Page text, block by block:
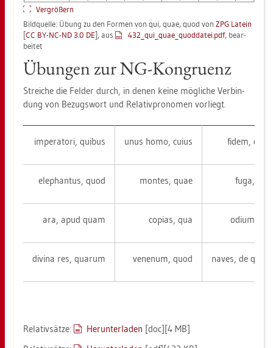
Ver­grö­ßern
Bild­quel­le: Übung zu den For­men von qui, quae, quod von ZPG La­tein
[CC BY-NC-ND 3.0 DE], aus 432_qui_qua­e_quod­da­tei.pdf, be­ar­
bei­tet
Übun­gen zur NG-Kon­gru­enz
Strei­che die Fel­der durch, in denen keine mög­li­che Ver­bin­
dung von Be­zugs­wort und Re­la­tiv­pro­no­men vor­liegt.
im­pe­ra­to­ri, qui­bus unus homo, cuius fidem,
ele­phan­tus, quod mon­tes, quae fuga,
ara, apud quam co­pi­as, qua odium,
di­vina res, quar­um ve­nen­um, quod naves, de
Re­la­tiv­sät­ze: Her­un­ter­la­den [doc][4 MB]